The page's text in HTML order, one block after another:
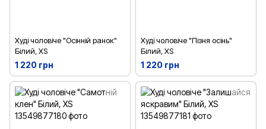
Худі чоловіче "Осінній ранок"
Білий, XS
1 220 грн
Худі чоловіче "Пізня осінь"
Білий, XS
1 220 грн